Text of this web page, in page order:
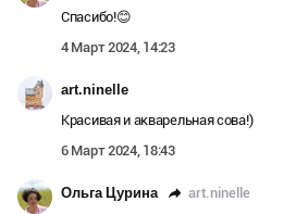
Спасибо!😊
4 Март 2024, 14:23
art.ninelle
Красивая и акварельная сова!)
6 Март 2024, 18:43
Ольга Цурина art.ninelle